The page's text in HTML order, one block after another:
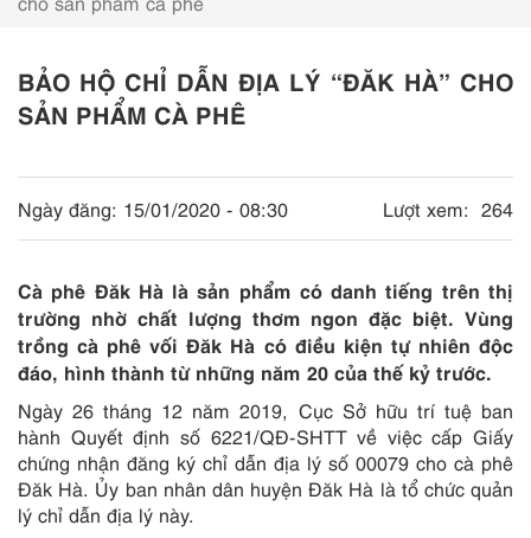
BẢO HỘ CHỈ DẪN ĐỊA LÝ “ĐĂK HÀ” CHO
SẢN PHẨM CÀ PHÊ
Ngày đăng: 15/01/2020 - 08:30 Lượt xem: 264
Cà phê Đăk Hà là sản phẩm có danh tiếng trên thị
trường nhờ chất lượng thơm ngon đặc biệt. Vùng
trồng cà phê vối Đăk Hà có điều kiện tự nhiên độc
đáo, hình thành từ những năm 20 của thế kỷ trước.
Ngày 26 tháng 12 năm 2019, Cục Sở hữu trí tuệ ban
hành Quyết định số 6221/QĐ-SHTT về việc cấp Giấy
chứng nhận đăng ký chỉ dẫn địa lý số 00079 cho cà phê
Đăk Hà. Ủy ban nhân dân huyện Đăk Hà là tổ chức quản
lý chỉ dẫn địa lý này.